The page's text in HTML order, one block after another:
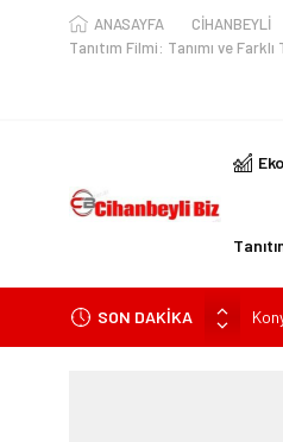
ANASAYFA CİHANBEYLİ
Tanıtım Filmi: Tanımı ve Farklı
SON DAKİKA